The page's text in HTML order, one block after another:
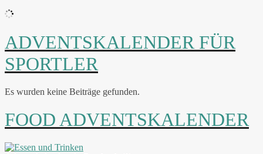
ADVENTSKALENDER FÜR
SPORTLER
Es wurden keine Beiträge gefunden.
FOOD ADVENTSKALENDER